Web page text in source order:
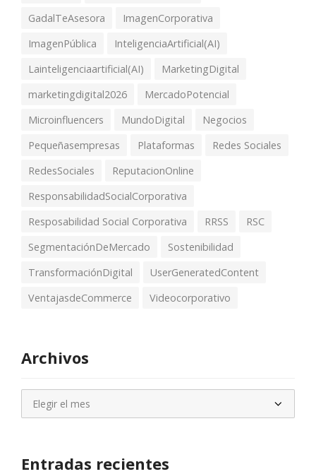
GadalTeAsesora
ImagenCorporativa
ImagenPública
InteligenciaArtificial(AI)
Lainteligenciaartificial(AI)
MarketingDigital
marketingdigital2026
MercadoPotencial
Microinfluencers
MundoDigital
Negocios
Pequeñasempresas
Plataformas
Redes Sociales
RedesSociales
ReputacionOnline
ResponsabilidadSocialCorporativa
Resposabilidad Social Corporativa
RRSS
RSC
SegmentaciónDeMercado
Sostenibilidad
TransformaciónDigital
UserGeneratedContent
VentajasdeCommerce
Videocorporativo
Archivos
Archivos
Entradas recientes